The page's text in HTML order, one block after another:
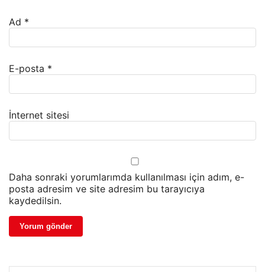
Ad *
E-posta *
İnternet sitesi
Daha sonraki yorumlarımda kullanılması için adım, e-
posta adresim ve site adresim bu tarayıcıya
kaydedilsin.